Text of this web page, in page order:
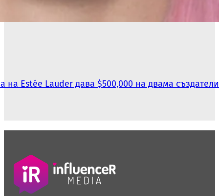
на Estée Lauder дава $500,000 на двама